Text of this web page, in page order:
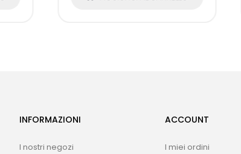
INFORMAZIONI
I nostri negozi
ACCOUNT
I miei ordini